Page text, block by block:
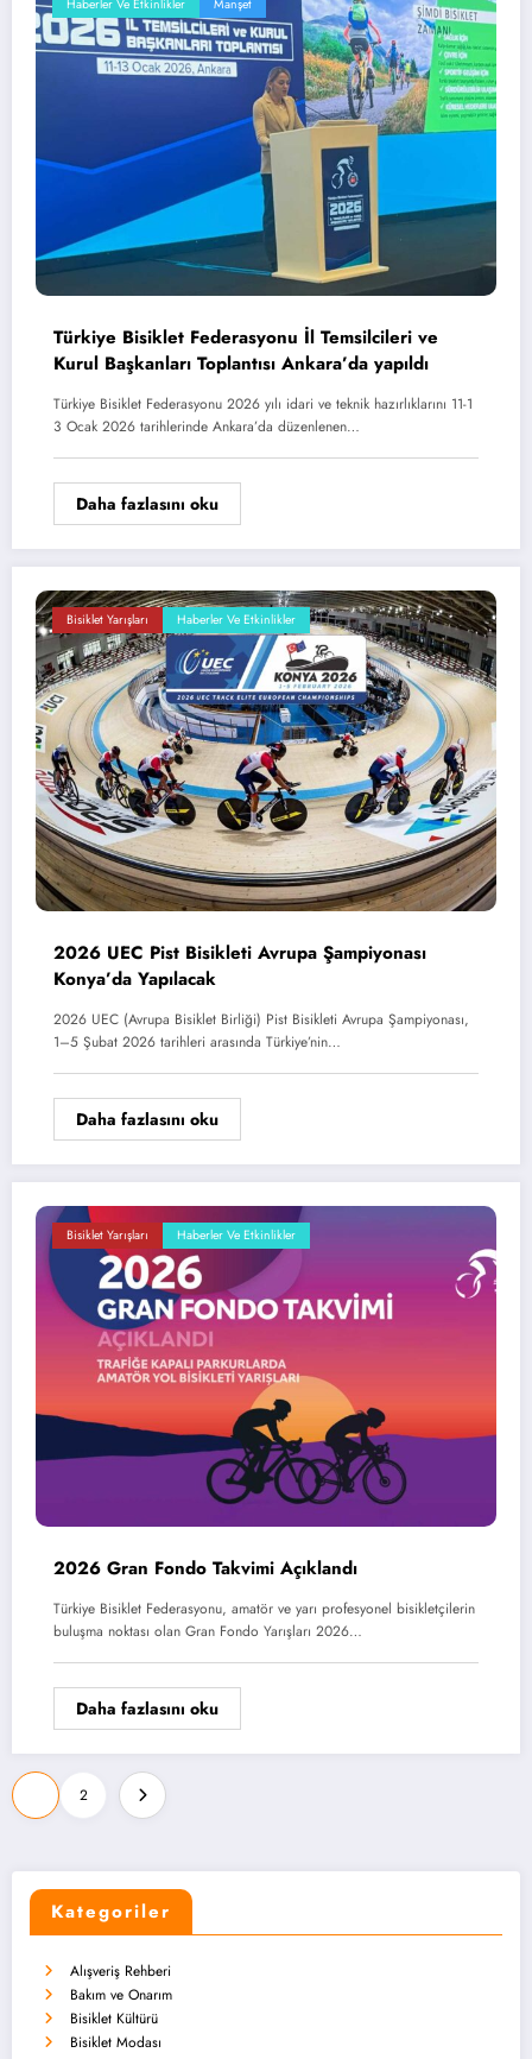
Haberler Ve Etkinlikler Manşet
Türkiye Bisiklet Federasyonu İl Temsilcileri ve
Kurul Başkanları Toplantısı Ankara’da yapıldı
Türkiye Bisiklet Federasyonu 2026 yılı idari ve teknik hazırlıklarını 11-1
3 Ocak 2026 tarihlerinde Ankara’da düzenlenen…
Daha fazlasını oku
Bisiklet Yarışları Haberler Ve Etkinlikler
2026 UEC Pist Bisikleti Avrupa Şampiyonası
Konya’da Yapılacak
2026 UEC (Avrupa Bisiklet Birliği) Pist Bisikleti Avrupa Şampiyonası,
1–5 Şubat 2026 tarihleri arasında Türkiye’nin…
Daha fazlasını oku
Bisiklet Yarışları Haberler Ve Etkinlikler
2026 Gran Fondo Takvimi Açıklandı
Türkiye Bisiklet Federasyonu, amatör ve yarı profesyonel bisikletçilerin
buluşma noktası olan Gran Fondo Yarışları 2026…
Daha fazlasını oku
Yazı
sayfalaması
2
Kategoriler
Alışveriş Rehberi
Bakım ve Onarım
Bisiklet Kültürü
Bisiklet Modası